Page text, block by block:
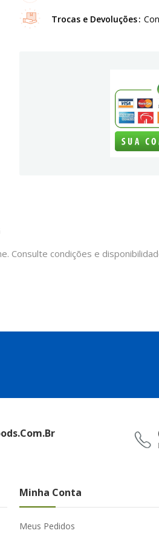
Trocas e Devoluções
Consulte condições e
Minha Conta
Meus Pedidos